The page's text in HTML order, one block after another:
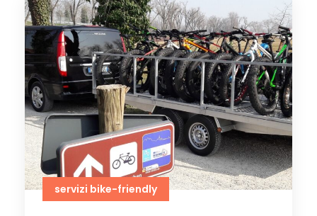
servizi bike-friendly